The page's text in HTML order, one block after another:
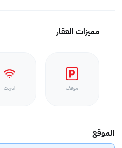
مميزات العقار
موقف انترنت
الموقع